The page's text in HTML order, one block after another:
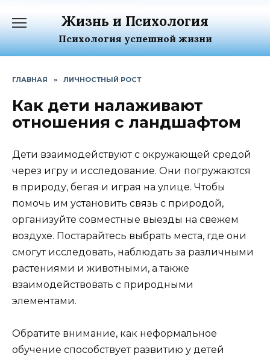
содержанию
Жизнь и Психология
Психология успешной жизни
ГЛАВНАЯ » ЛИЧНОСТНЫЙ РОСТ
Как дети налаживают
отношения с ландшафтом
Дети взаимодействуют с окружающей средой
через игру и исследование. Они погружаются
в природу, бегая и играя на улице. Чтобы
помочь им установить связь с природой,
организуйте совместные выезды на свежем
воздухе. Постарайтесь выбрать места, где они
смогут исследовать, наблюдать за различными
растениями и животными, а также
взаимодействовать с природными
элементами.
Обратите внимание, как неформальное
обучение способствует развитию у детей